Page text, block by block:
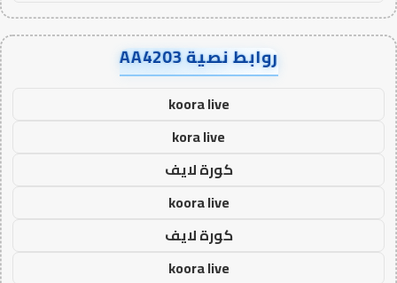
روابط نصية AA4203
koora live
kora live
كورة لايف
koora live
كورة لايف
koora live